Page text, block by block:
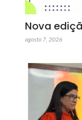
Nova
agosto 7, 2026